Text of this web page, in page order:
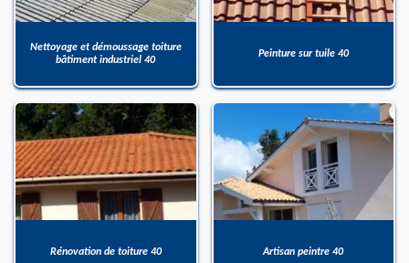
Nettoyage et démoussage toiture
bâtiment industriel 40
Peinture sur tuile 40
Rénovation de toiture 40 Artisan peintre 40